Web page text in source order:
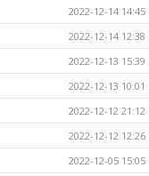
2022-12-14 14:45
2022-12-14 12:38
2022-12-13 15:39
2022-12-13 10:01
2022-12-12 21:12
2022-12-12 12:26
2022-12-05 15:05